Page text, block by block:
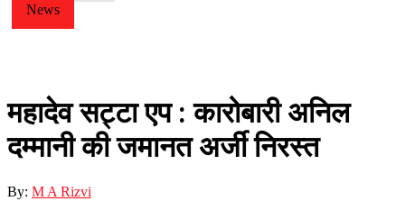
News
महादेव सट्टा एप : कारोबारी अनिल
दम्मानी की जमानत अर्जी निरस्त
By: M A Rizvi